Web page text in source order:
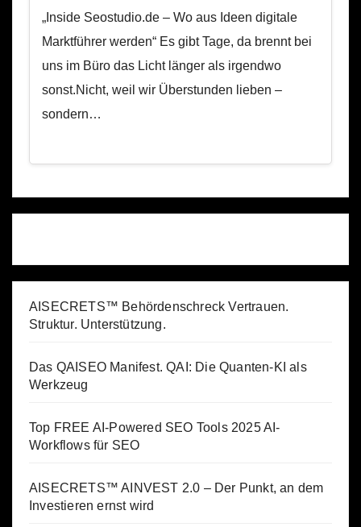
„Inside Seostudio.de – Wo aus Ideen digitale
Marktführer werden“ Es gibt Tage, da brennt bei
uns im Büro das Licht länger als irgendwo
sonst.Nicht, weil wir Überstunden lieben –
sondern…
AISECRETS™ Behördenschreck Vertrauen.
Struktur. Unterstützung.
Das QAISEO Manifest. QAI: Die Quanten-KI als
Werkzeug
Top FREE AI-Powered SEO Tools 2025 AI-
Workflows für SEO
AISECRETS™ AINVEST 2.0 – Der Punkt, an dem
Investieren ernst wird